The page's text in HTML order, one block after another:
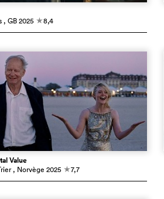
, GB2025 c8,4
Value
, Norvège 2025 c7,7